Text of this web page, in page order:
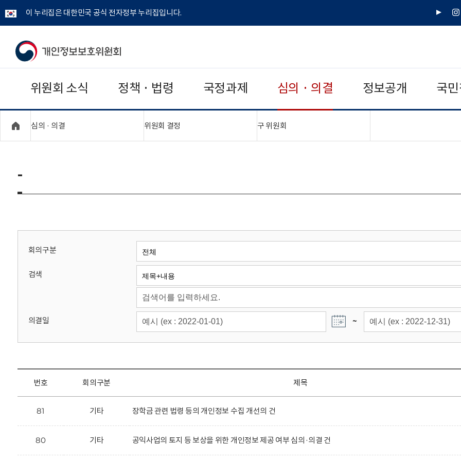
이 누리집은 대한민국 공식 전자정부 누리집입니다.
유
인
개
보
보
위
회
위원회 소식 정책 · 법령 국정과제 심의 · 의결 정보공개 국
심의 · 의결 위원회 결정 구 위원회
-
회의구분
검색
의결일 ~
번호 회의구분 제목
81 기타 장학금 관련 법령 등의 개인정보 수집 개선의 건
80 기타 공익사업의 토지 등 보상을 위한 개인정보 제공 여부 심의·의결 건